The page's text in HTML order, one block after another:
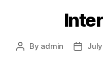
By admin